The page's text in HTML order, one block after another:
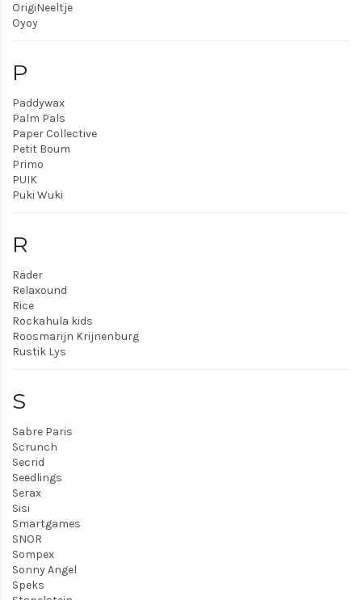
OrigiNeeltje
Oyoy
P
Paddywax
Palm Pals
Paper Collective
Petit Boum
Primo
PUIK
Puki Wuki
R
Räder
Relaxound
Rice
Rockahula kids
Roosmarijn Krijnenburg
Rustik Lys
S
Sabre Paris
Scrunch
Secrid
Seedlings
Serax
Sisi
Smartgames
SNOR
Sompex
Sonny Angel
Speks